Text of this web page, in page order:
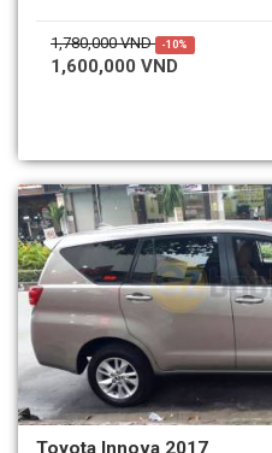
1,780,000 VND -10%
1,600,000 VND
Toyota Innova 2017